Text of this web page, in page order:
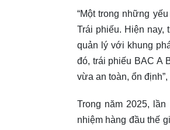
“Một trong những
Trái phiếu. Hiện nay,
quản lý với khung
đó, trái phiếu BAC A
vừa an toàn, ổn
Trong năm 2025,
nhiệm hàng đầu thế